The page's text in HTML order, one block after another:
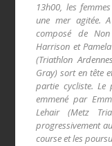
13h00, les
une mer agitée.
composé de
Harrison et
(Triathlon
Gray) sort en tête
partie cycliste. Le
emmené par
Lehair (Metz
progressivement
course et les